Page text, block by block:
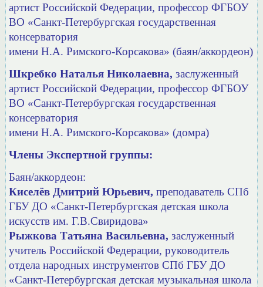
артист Российской Федерации,профессор ФГБОУ
ВО «Санкт-Петербургская государственная
консерватория
имени Н.А. Римского-Корсакова» (баян/аккордеон)
Шкребко Наталья Николаевна, заслуженный
артист Российской Федерации, профессор ФГБОУ
ВО «Санкт-Петербургская государственная
консерватория
имени Н.А. Римского-Корсакова» (домра)
Члены Экспертной группы:
Баян/аккордеон:
Киселёв Дмитрий Юрьевич,преподаватель СПб
ГБУ ДО «Санкт-Петербургская детская школа
искусств им. Г.В.Свиридова»
Рыжкова Татьяна Васильевна, заслуженный
учитель Российской Федерации, руководитель
отдела народных инструментов СПб ГБУ ДО
«Санкт-Петербургская детская музыкальная школа